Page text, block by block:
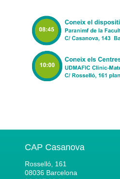
CAP Casanova
Rosselló, 161
08036 Barcelona